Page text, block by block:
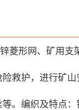
菱形网、矿用支
救护，进行矿
。 编织及特点：